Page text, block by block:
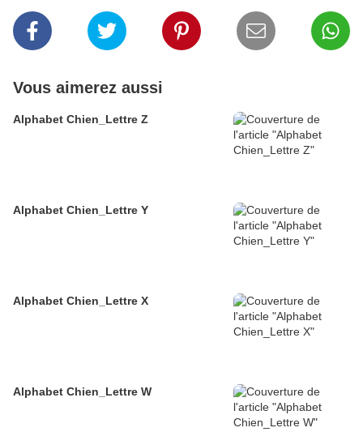
Vous aimerez aussi
Alphabet Chien_Lettre Z
Alphabet Chien_Lettre Y
Alphabet Chien_Lettre X
Alphabet Chien_Lettre W